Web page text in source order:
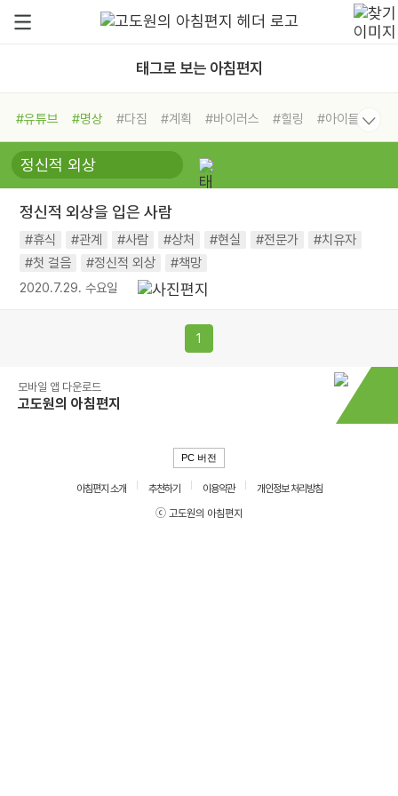
태그로 보는 아침편지
#유튜브 #명상 #다짐 #계획 #바이러스 #힐링
#아이들
#비전캠프
#독서캠프 #삶
#희망
#나눔 #친구 #링컨학교
#독서
#건강 #면역력
정신적 외상을 입은 사람
#휴식 #관계 #사람 #상처 #현실 #전문가
#치유자
#첫 걸음
#정신적 외상 #책망
2020.7.29. 수요일
1
모바일 앱 다운로드
고도원의 아침편지
PC 버전
아침편지 소개 추천하기 이용약관
개인정보 처리방침
ⓒ 고도원의 아침편지